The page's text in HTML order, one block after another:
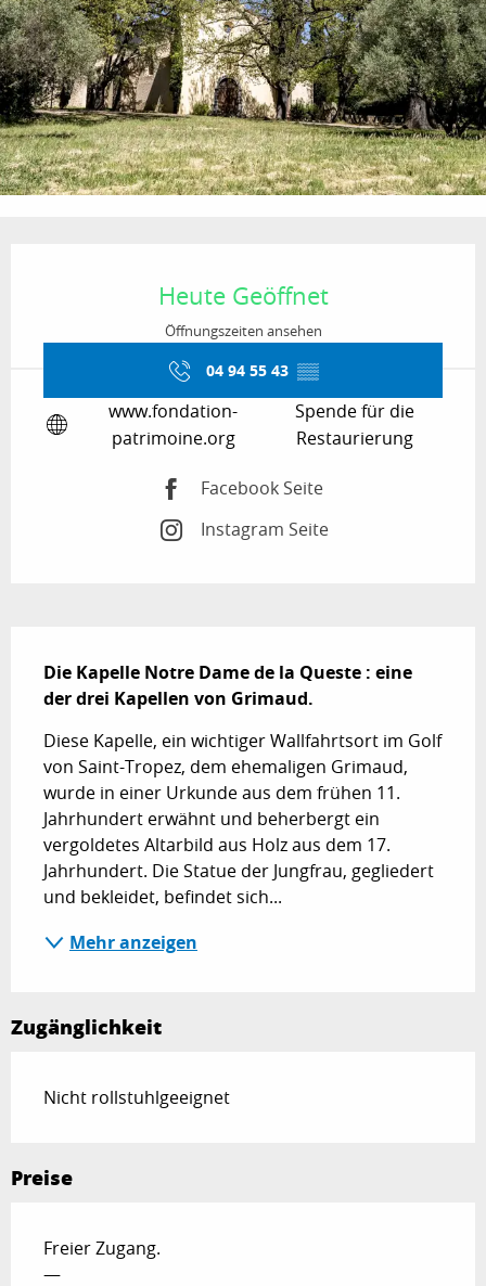
Heute Geöffnet
Öffnungszeiten ansehen
04 94 55 43 ▒▒
www.fondation-
patrimoine.org
Spende für die
Restaurierung
Facebook Seite
Instagram Seite
Die Kapelle Notre Dame de la Queste : eine
der drei Kapellen von Grimaud.
Diese Kapelle, ein wichtiger Wallfahrtsort im Golf
von Saint-Tropez, dem ehemaligen Grimaud,
wurde in einer Urkunde aus dem frühen 11.
Jahrhundert erwähnt und beherbergt ein
vergoldetes Altarbild aus Holz aus dem 17.
Jahrhundert. Die Statue der Jungfrau, gegliedert
und bekleidet, befindet sich...
Mehr anzeigen
Zugänglichkeit
Nicht rollstuhlgeeignet
Preise
Freier Zugang.
—